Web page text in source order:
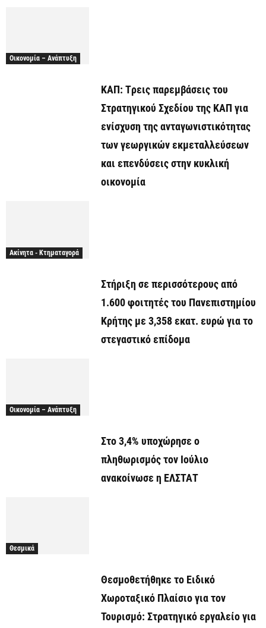
Οικονομία – Ανάπτυξη
ΚΑΠ: Tρεις παρεμβάσεις του
Στρατηγικού Σχεδίου της ΚΑΠ για
ενίσχυση της ανταγωνιστικότητας
των γεωργικών εκμεταλλεύσεων
και επενδύσεις στην κυκλική
οικονομία
Ακίνητα - Κτηματαγορά
Στήριξη σε περισσότερους από
1.600 φοιτητές του Πανεπιστημίου
Κρήτης με 3,358 εκατ. ευρώ για το
στεγαστικό επίδομα
Οικονομία – Ανάπτυξη
Στο 3,4% υποχώρησε ο
πληθωρισμός τον Ιούλιο
ανακοίνωσε η ΕΛΣΤΑΤ
Θεσμικά
Θεσμοθετήθηκε το Ειδικό
Χωροταξικό Πλαίσιο για τον
Τουρισμό: Στρατηγικό εργαλείο για